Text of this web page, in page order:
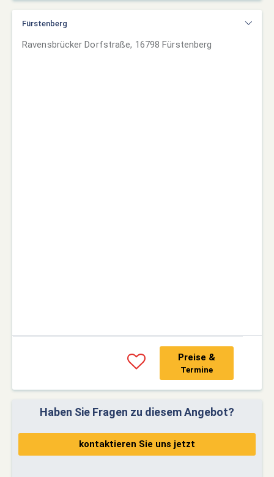
Fürstenberg
Ravensbrücker Dorfstraße, 16798 Fürstenberg
Preise &
Termine
Haben Sie Fragen zu diesem Angebot?
kontaktieren Sie uns jetzt